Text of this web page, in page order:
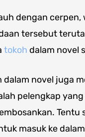
dengan
tersebut
tokoh dalam novel
dalam novel juga
pelengkap
Tentu
masuk ke